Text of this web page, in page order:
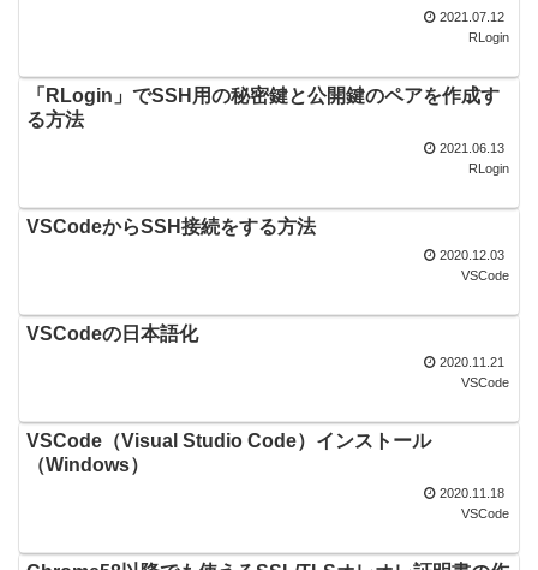
2021.07.12
RLogin
「RLogin」でSSH用の秘密鍵と公開鍵のペアを作成す
る方法
2021.06.13
RLogin
VSCodeからSSH接続をする方法
2020.12.03
VSCode
VSCodeの日本語化
2020.11.21
VSCode
VSCode（Visual Studio Code）インストール
（Windows）
2020.11.18
VSCode